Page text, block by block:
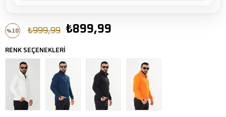
% 10 ₺999,99 ₺899,99
RENK SEÇENEKLERİ